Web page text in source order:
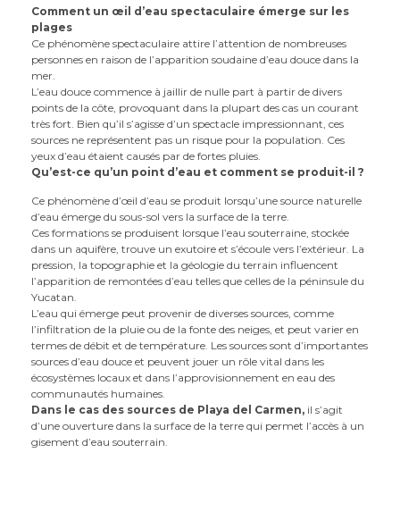
Comment un œil d’eau spectaculaire émerge sur les
plages
Ce phénomène spectaculaire attire l’attention de nombreuses
personnes en raison de l’apparition soudaine d’eau douce dans la
mer.
L’eau douce commence à jaillir de nulle part à partir de divers
points de la côte, provoquant dans la plupart des cas un courant
très fort. Bien qu’il s’agisse d’un spectacle impressionnant, ces
sources ne représentent pas un risque pour la population. Ces
yeux d’eau étaient causés par de fortes pluies.
Qu’est-ce qu’un point d’eau et comment se produit-il ?
Ce phénomène d’œil d’eau se produit lorsqu’une source naturelle
d’eau émerge du sous-sol vers la surface de la terre.
Ces formations se produisent lorsque l’eau souterraine, stockée
dans un aquifère, trouve un exutoire et s’écoule vers l’extérieur. La
pression, la topographie et la géologie du terrain influencent
l’apparition de remontées d’eau telles que celles de la péninsule du
Yucatan.
L’eau qui émerge peut provenir de diverses sources, comme
l’infiltration de la pluie ou de la fonte des neiges, et peut varier en
termes de débit et de température. Les sources sont d’importantes
sources d’eau douce et peuvent jouer un rôle vital dans les
écosystèmes locaux et dans l’approvisionnement en eau des
communautés humaines.
Dans le cas des sources de Playa del Carmen, il s’agit
d’une ouverture dans la surface de la terre qui permet l’accès à un
gisement d’eau souterrain.